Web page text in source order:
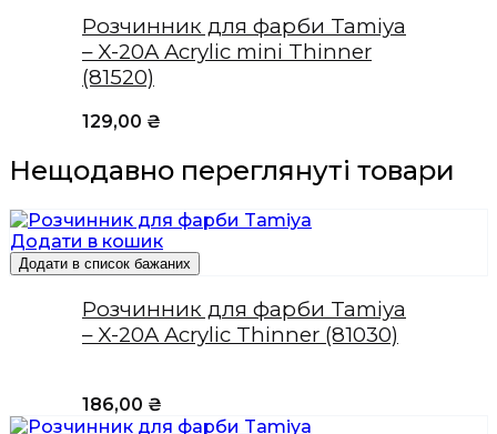
Розчинник для фарби Tamiya
– X-20A Acrylic mini Thinner
(81520)
129,00 ₴
Нещодавно переглянуті товари
Додати в кошик
Додати в список бажаних
Розчинник для фарби Tamiya
– X-20A Acrylic Thinner (81030)
186,00 ₴